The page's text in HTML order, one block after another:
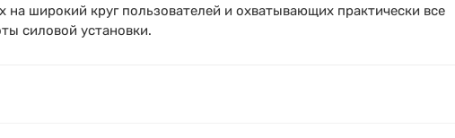
на широкий круг пользователей и охватывающих практически все
силовой установки.